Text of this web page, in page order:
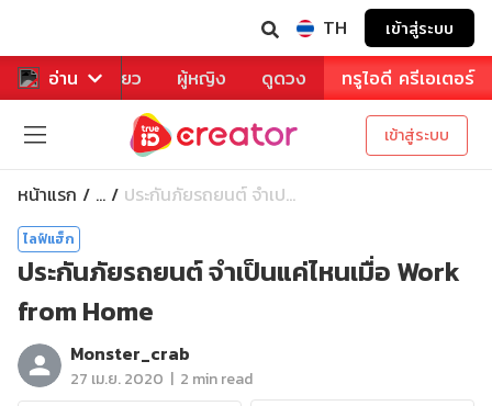
TH เข้าสู่ระบบ
อ่าน
หาร ท่องเที่ยว ผู้หญิง ดูดวง ทรูไอดี ครีเอเตอร์
เข้าสู่ระบบ
หน้าแรก ... ประกันภัยรถยนต์ จำเป...
ไลฟ์แฮ็ก
ประกันภัยรถยนต์ จำเป็นแค่ไหนเมื่อ Work
from Home
Monster_crab
27 เม.ย. 2020 | 2 min read